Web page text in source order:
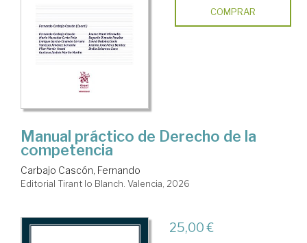
COMPRAR
Manual práctico de Derecho de la
competencia
Carbajo Cascón, Fernando
Editorial Tirant lo Blanch. Valencia, 2026
25,00 €